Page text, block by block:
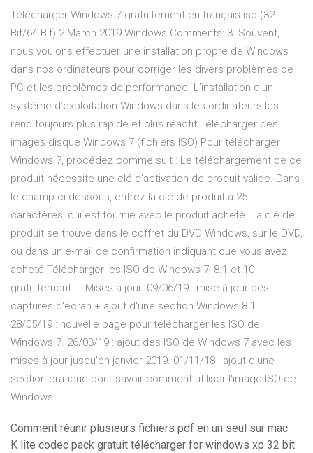
Télécharger Windows 7 gratuitement en français iso (32
Bit/64 Bit) 2 March 2019 Windows Comments: 3. Souvent,
nous voulons effectuer une installation propre de Windows
dans nos ordinateurs pour corriger les divers problèmes de
PC et les problèmes de performance. L’installation d’un
système d’exploitation Windows dans les ordinateurs les
rend toujours plus rapide et plus réactif Télécharger des
images disque Windows 7 (fichiers ISO) Pour télécharger
Windows 7, procédez comme suit : Le téléchargement de ce
produit nécessite une clé d’activation de produit valide. Dans
le champ ci-dessous, entrez la clé de produit à 25
caractères, qui est fournie avec le produit acheté. La clé de
produit se trouve dans le coffret du DVD Windows, sur le DVD,
ou dans un e-mail de confirmation indiquant que vous avez
acheté Télécharger les ISO de Windows 7, 8.1 et 10
gratuitement ... Mises à jour. 09/06/19 : mise à jour des
captures d'écran + ajout d'une section Windows 8.1.
28/05/19 : nouvelle page pour télécharger les ISO de
Windows 7. 26/03/19 : ajout des ISO de Windows 7 avec les
mises à jour jusqu'en janvier 2019. 01/11/18 : ajout d'une
section pratique pour savoir comment utiliser l'image ISO de
Windows.
Comment réunir plusieurs fichiers pdf en un seul sur mac
K lite codec pack gratuit télécharger for windows xp 32 bit